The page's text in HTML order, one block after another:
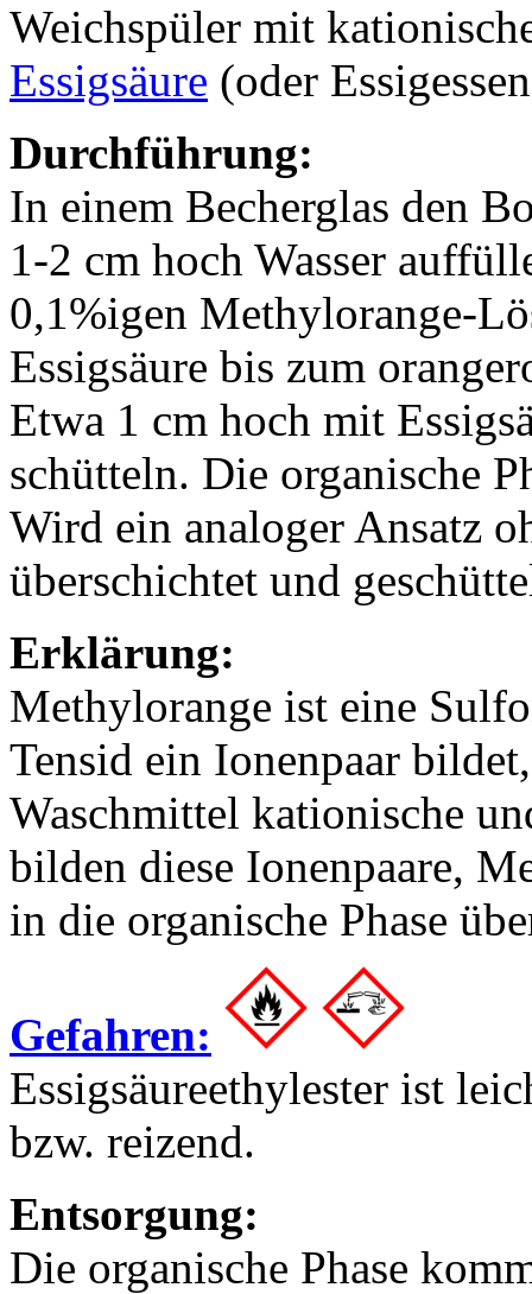
Weichspüler mit
Essigsäure (oder
Durchführung:
In einem Becherglas den
1-2 cm hoch Wasser
0,1%igen Methylorange-
Essigsäure bis zum
Etwa 1 cm hoch mit
schütteln. Die organische
Wird ein analoger Ansatz
überschichtet und
Erklärung:
Methylorange ist eine
Tensid ein Ionenpaar
Waschmittel kationische
bilden diese Ionenpaare,
in die organische Phase
Gefahren:
Essigsäureethylester ist
bzw. reizend.
Entsorgung:
Die organische Phase